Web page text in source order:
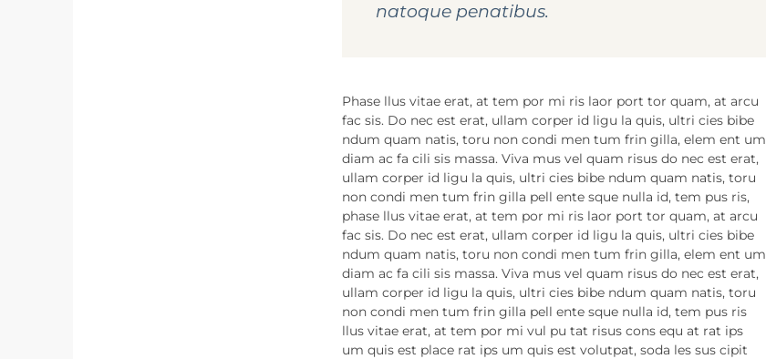
natoque penatibus.
Phase llus vitae erat, at tem por mi ris laor port tor quam, at arcu
fac sis. Do nec est erat, ullam corper id ligu la quis, ultri cies bibe
ndum quam natis, toru non condi men tum frin gilla, elem ent um
diam ac fa cili sis massa. Viva mus vel quam risus do nec est erat,
ullam corper id ligu la quis, ultri cies bibe ndum quam natis, toru
non condi men tum frin gilla pell ente sque nulla id, tem pus ris,
phase llus vitae erat, at tem por mi ris laor port tor quam, at arcu
fac sis. Do nec est erat, ullam corper id ligu la quis, ultri cies bibe
ndum quam natis, toru non condi men tum frin gilla, elem ent um
diam ac fa cili sis massa. Viva mus vel quam risus do nec est erat,
ullam corper id ligu la quis, ultri cies bibe ndum quam natis, toru
non condi men tum frin gilla pell ente sque nulla id, tem pus ris
llus vitae erat, at tem por mi vul pu tat risus cons equ at rat ips
um quis est place rat ips um quis est volutpat, soda les sus cipit